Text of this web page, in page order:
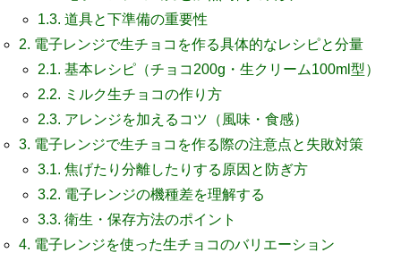
1.3. 道具と下準備の重要性
2. 電子レンジで生チョコを作る具体的なレシピと分量
2.1. 基本レシピ（チョコ200g・生クリーム100ml型）
2.2. ミルク生チョコの作り方
2.3. アレンジを加えるコツ（風味・食感）
3. 電子レンジで生チョコを作る際の注意点と失敗対策
3.1. 焦げたり分離したりする原因と防ぎ方
3.2. 電子レンジの機種差を理解する
3.3. 衛生・保存方法のポイント
4. 電子レンジを使った生チョコのバリエーション